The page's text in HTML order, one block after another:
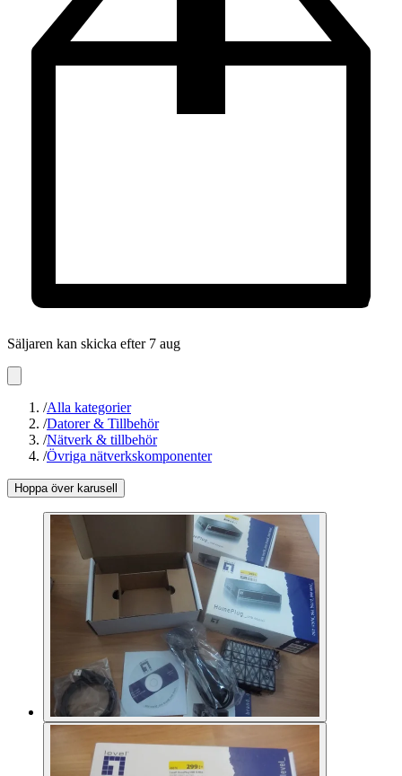
Säljaren kan skicka efter 7 aug
/Alla kategorier
/Datorer & Tillbehör
/Nätverk & tillbehör
/Övriga nätverkskomponenter
Hoppa över karusell